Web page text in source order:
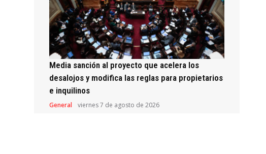
Media sanción al proyecto que acelera los
desalojos y modifica las reglas para propietarios
e inquilinos
General viernes 7 de agosto de 2026